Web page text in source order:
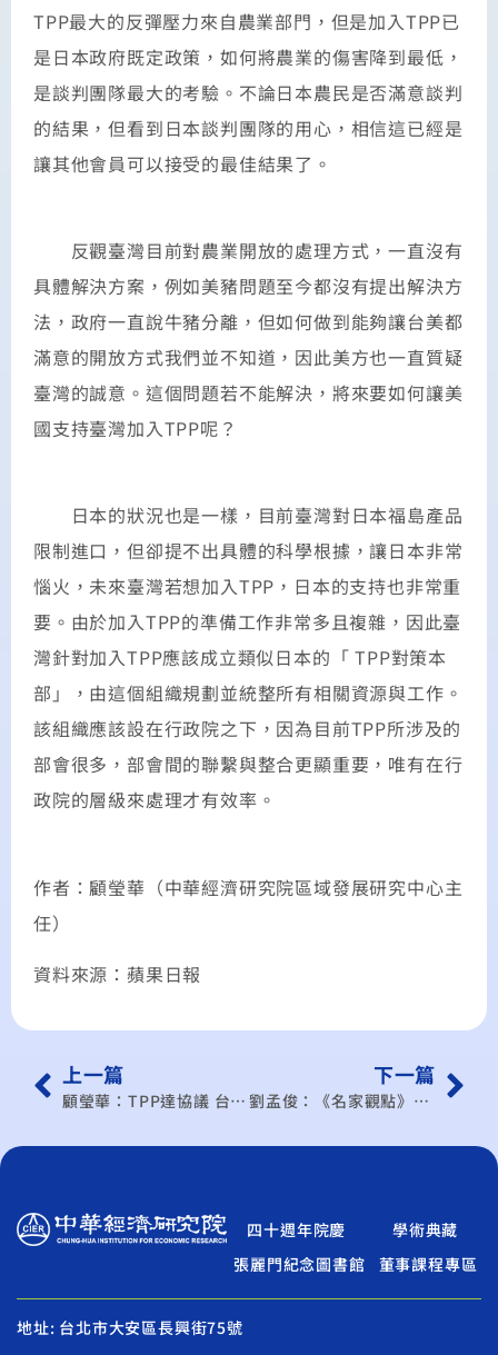
TPP最大的反彈壓力來自農業部門，但是加入TPP已
是日本政府既定政策，如何將農業的傷害降到最低，
是談判團隊最大的考驗。不論日本農民是否滿意談判
的結果，但看到日本談判團隊的用心，相信這已經是
讓其他會員可以接受的最佳結果了。
反觀臺灣目前對農業開放的處理方式，一直沒有
具體解決方案，例如美豬問題至今都沒有提出解決方
法，政府一直說牛豬分離，但如何做到能夠讓台美都
滿意的開放方式我們並不知道，因此美方也一直質疑
臺灣的誠意。這個問題若不能解決，將來要如何讓美
國支持臺灣加入TPP呢？
日本的狀況也是一樣，目前臺灣對日本福島產品
限制進口，但卻提不出具體的科學根據，讓日本非常
惱火，未來臺灣若想加入TPP，日本的支持也非常重
要。由於加入TPP的準備工作非常多且複雜，因此臺
灣針對加入TPP應該成立類似日本的「 TPP對策本
部」，由這個組織規劃並統整所有相關資源與工作。
該組織應該設在行政院之下，因為目前TPP所涉及的
部會很多，部會間的聯繫與整合更顯重要，唯有在行
政院的層級來處理才有效率。
作者：顧瑩華（中華經濟研究院區域發展研究中心主
任）
資料來源：蘋果日報
上一篇
顧瑩華：TPP達協議 台灣的挑戰正開始
下一篇
劉孟俊：《名家觀點》創新服務模式 培育輸出亮點
四十週年院慶
學術典藏
張麗門紀念圖書館
董事課程專區
地址: 台北市大安區長興街75號